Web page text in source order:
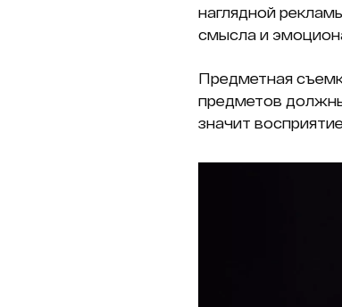
наглядной
смысла и
Предметная
предметов
значит